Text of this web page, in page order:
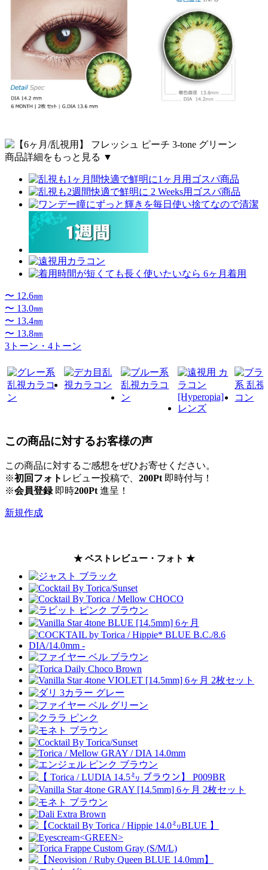
商品詳細をもっと見る ▼
〜 12.6㎜
〜 13.0㎜
〜 13.4㎜
〜 13.8㎜
3トーン・4トーン
この商品に対するお客様の声
この商品に対するご感想をぜひお寄せください。
※初回フォト レビュー投稿で、 200Pt 即時付与！
※会員登録即時200Pt 進呈！
新規作成
★ ベストレビュー・フォト ★